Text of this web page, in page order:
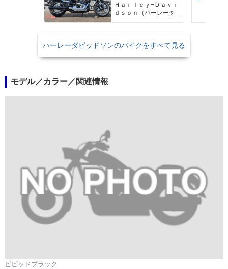
Ｈａｒｌｅｙ−Ｄａｖｉ
ｄｓｏｎ（ハーレーダ
ハーレーダビッドソンのバイクをすべて見る
モデル／カラー／関連情報
ビビッドブラック